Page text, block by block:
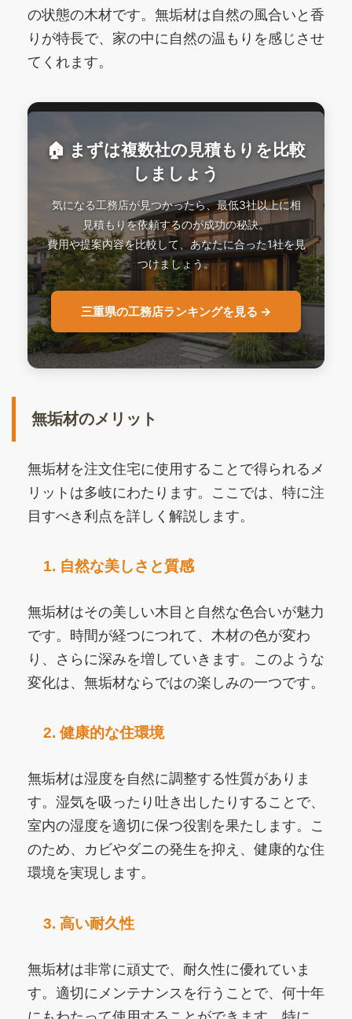
の状態の木材です。無垢材は自然の風合いと香
りが特長で、家の中に自然の温もりを感じさせ
てくれます。
🏠 まずは複数社の見積もりを比較
しましょう
気になる工務店が見つかったら、最低3社以上に相
見積もりを依頼するのが成功の秘訣。
費用や提案内容を比較して、あなたに合った1社を見
つけましょう。
三重県の工務店ランキングを見る →
無垢材のメリット
無垢材を注文住宅に使用することで得られるメ
リットは多岐にわたります。ここでは、特に注
目すべき利点を詳しく解説します。
1. 自然な美しさと質感
無垢材はその美しい木目と自然な色合いが魅力
です。時間が経つにつれて、木材の色が変わ
り、さらに深みを増していきます。このような
変化は、無垢材ならではの楽しみの一つです。
2. 健康的な住環境
無垢材は湿度を自然に調整する性質がありま
す。湿気を吸ったり吐き出したりすることで、
室内の湿度を適切に保つ役割を果たします。こ
のため、カビやダニの発生を抑え、健康的な住
環境を実現します。
3. 高い耐久性
無垢材は非常に頑丈で、耐久性に優れていま
す。適切にメンテナンスを行うことで、何十年